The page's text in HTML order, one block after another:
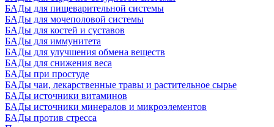
БАДы для пищеварительной системы
БАДы для мочеполовой системы
БАДы для костей и суставов
БАДы для иммунитета
БАДы для улучшения обмена веществ
БАДы для снижения веса
БАДы при простуде
БАДы чаи, лекарственные травы и растительное сырье
БАДы источники витаминов
БАДы источники минералов и микроэлементов
БАДы против стресса